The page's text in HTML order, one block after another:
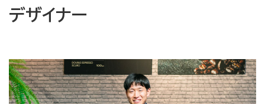
デザイナー